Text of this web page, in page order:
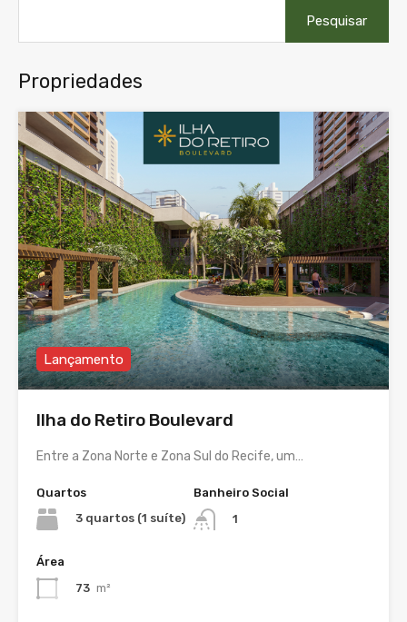
por:
Propriedades
Lançamento
Ilha do Retiro Boulevard
Entre a Zona Norte e Zona Sul do Recife, um…
Quartos
3 quartos (1 suíte)
Banheiro Social
1
Área
73 m²